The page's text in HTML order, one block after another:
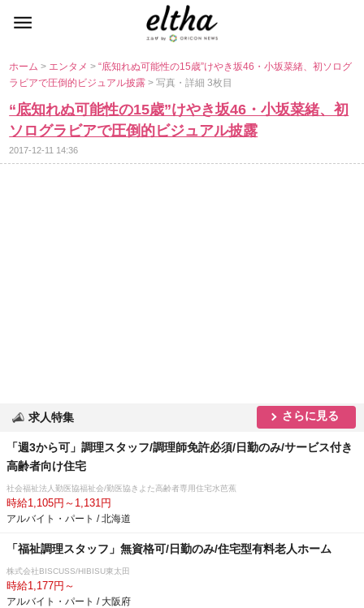
ホーム> エンタメ>“底知れぬ可能性の15歳”けやき坂46・小坂菜緒、初ソログ
ラビアで圧倒的ビジュアル披露> 写真・詳細 3枚目
“底知れぬ可能性の15歳”けやき坂46・小坂菜緒、初
ソログラビアで圧倒的ビジュアル披露
2017-12-11 14:36
求人特集 さらに見る
「週3から可」調理スタッフ/調理師免許必須/日勤のみ/サービス付き
高齢者向け住宅
社会福祉法人勤医協福祉会/勤医協きよた高齢者専用住宅水芭蕉
時給1,105円～1,131円
アルバイト・パート / 北海道
「福祉調理スタッフ」無資格可/日勤のみ/住宅型有料老人ホーム
株式会社BISCUSS/HIBISU東太田
時給1,177円～
アルバイト・パート / 大阪府